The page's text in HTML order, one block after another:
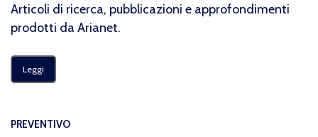
Articoli di ricerca, pubblicazioni e approfondimenti
prodotti da Arianet.
Leggi
PREVENTIVO